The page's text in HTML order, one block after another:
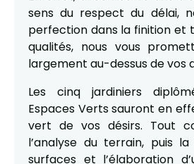
sens du respect du délai,
perfection dans la finition et
qualités, nous vous
largement au-dessus de vos
Les cinq jardiniers
Espaces Verts sauront en
vert de vos désirs. Tout
l’analyse du terrain, puis
surfaces et l’élaboration